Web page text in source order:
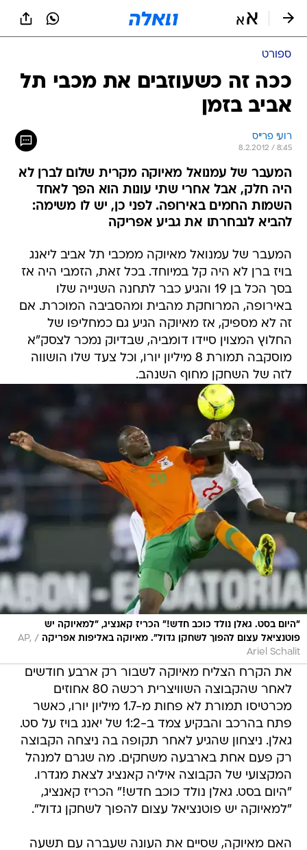
ספורט
ככה זה כשעוזבים את מכבי תל
אביב בזמן
רועי פרייס
8.2.2012 / 8:45
המעבר של עמנואל מאיוקה מקרית שלום לברן לא
היה חלק, אבל אחרי שתי עונות הוא הפך לאחד
השמות החמים באירופה. לפני כן, יש לו משימה:
להביא לנבחרתו את גביע אפריקה
המעבר של עמנואל מאיוקה ממכבי תל אביב ליאנג
בויז ברן לא היה קל במיוחד. בכל זאת, הזמבי היה אז
בסך הכל בן 19 והגיע כבר לתחנה השנייה שלו
באירופה, המרוחקת מהבית ומהסביבה המוכרת. אם
זה לא מספיק, אז מאיוקה הגיע גם כמחליפו של
החלוץ המצוין סיידו דומביה, שבדיוק נמכר לצסק"א
מוסקבה תמורת 8 מיליון יורו, וכל צעד שלו הושווה
לזה של השחקן מחוף השנהב.
"היום בסט. גאלן נולד כוכב חדש!" הכריז קאנציג, "למאיוקה יש
פוטנציאל עצום להפוך לשחקן גדול". מאיוקה באליפות אפריקה /
AP,
Ariel Schalit
את הקרח הצליח מאיוקה לשבור רק ארבע חודשים
לאחר שהקבוצה השוויצרית רכשה 80 אחוזים
מכרטיסו תמורת לא פחות מ-1.7 מיליון יורו, כאשר
פתח בהרכב והבקיע צמד ב-1:2 של יאנג בויז על סט.
גאלן. ניצחון שהגיע לאחר תקופה בה ניצחה הקבוצה
רק פעם אחת בארבעה משחקים. מה שגרם למנהל
המקצועי של הקבוצה איליה קאנציג לצאת מגדרו.
"היום בסט. גאלן נולד כוכב חדש!" הכריז קאנציג,
"למאיוקה יש פוטנציאל עצום להפוך לשחקן גדול".
האם מאיוקה, שסיים את העונה שעברה עם תשעה